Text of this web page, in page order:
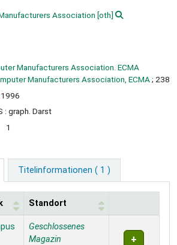
Association [oth]
Manufacturers Association. ECMA
Manufacturers Association, ECMA ; 238
1996
: graph. Darst
1
Titelinformationen ( 1 )
Standort
Geschlossenes
Magazin